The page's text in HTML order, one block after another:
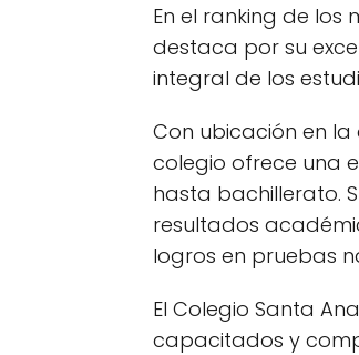
En el ranking de los
destaca por su
integral de los
Con ubicación en
colegio ofrece una
hasta bachillerato.
resultados
logros en pruebas
El Colegio Santa
capacitados y